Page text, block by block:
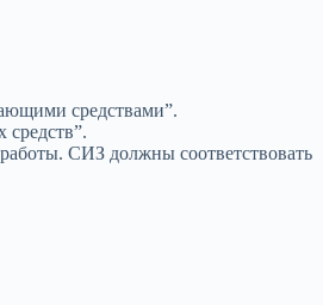
средствами”.
СИЗ должны соответствовать